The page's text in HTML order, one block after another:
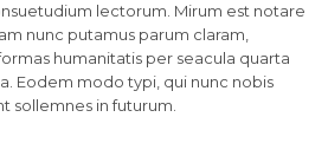
lectorum. Mirum est notare
nunc putamus parum claram,
humanitatis per seacula quarta
Eodem modo typi, qui nunc nobis
sollemnes in futurum.